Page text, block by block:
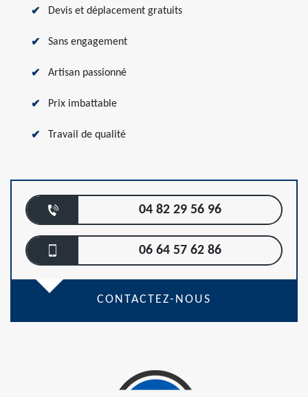
Devis et déplacement gratuits
Sans engagement
Artisan passionné
Prix imbattable
Travail de qualité
04 82 29 56 96
06 64 57 62 86
CONTACTEZ-NOUS